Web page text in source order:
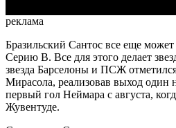
реклама
Бразильский Сантос все еще может
Серию B. Все для этого делает
звезда Барселоны и ПСЖ
Мирасола, реализовав выход один
первый гол Неймара с августа,
Жувентуде.